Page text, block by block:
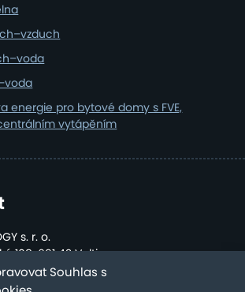
Souhlas s
energie pro bytové domy s FVE,
vytápěním
s. r. o.
108, 691 42 Valtice
Bratislavská 2808, Břeclav